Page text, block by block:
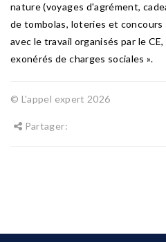
nature (voyages d'agrément,
de tombolas, loteries et
avec le travail organisés par le
exonérés de charges sociales ».
© L'appel expert 2026
Partager: